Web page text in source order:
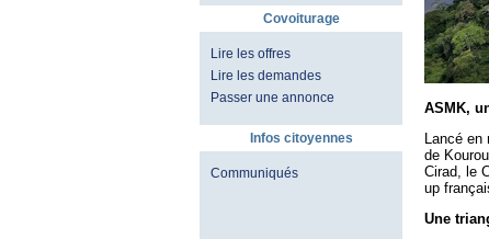
Covoiturage
Lire les offres
Lire les demandes
Passer une annonce
Infos citoyennes
Communiqués
ASMK,
Lancé en
de
Cirad, le
up
Une